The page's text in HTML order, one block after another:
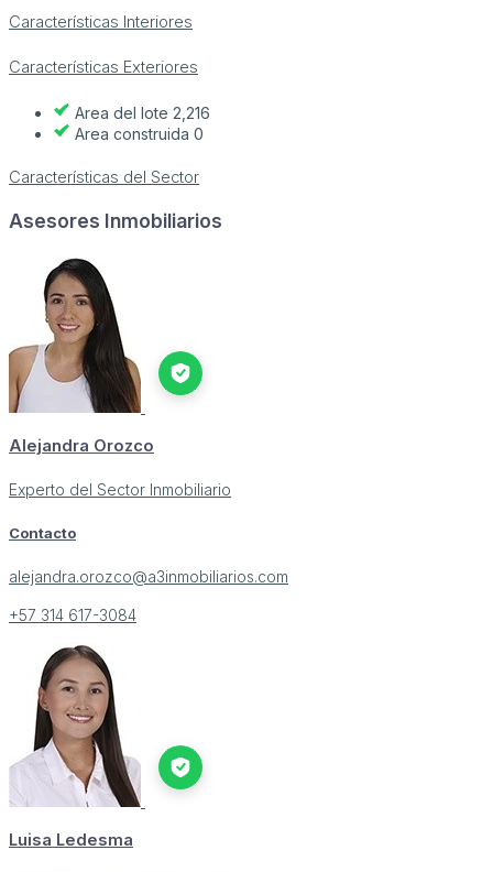
Características Interiores
Características Exteriores
Area del lote 2,216
Area construida 0
Características del Sector
Asesores Inmobiliarios
Alejandra Orozco
Experto del Sector Inmobiliario
Contacto
alejandra.orozco@a3inmobiliarios.com
+57 314 617-3084
Luisa Ledesma